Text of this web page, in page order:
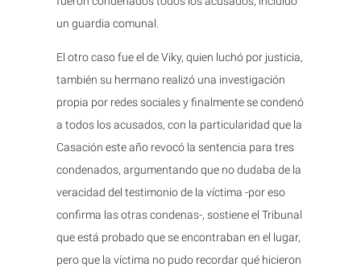
un guardia comunal.
El otro caso fue el de Viky, quien luchó por justicia,
también su hermano realizó una investigación
propia por redes sociales y finalmente se condenó
a todos los acusados, con la particularidad que la
Casación este año revocó la sentencia para tres
condenados, argumentando que no dudaba de la
veracidad del testimonio de la víctima -por eso
confirma las otras condenas-, sostiene el Tribunal
que está probado que se encontraban en el lugar,
pero que la víctima no pudo recordar qué hicieron